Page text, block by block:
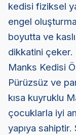
kedisi fiziksel
engel
boyutta ve
dikkatini çeker.
Manks Kedisi
Pürüzsüz ve
kısa kuyruklu
çocuklarla iyi
yapıya sahiptir.